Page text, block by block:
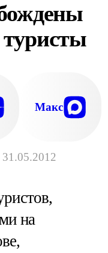
Макс
на